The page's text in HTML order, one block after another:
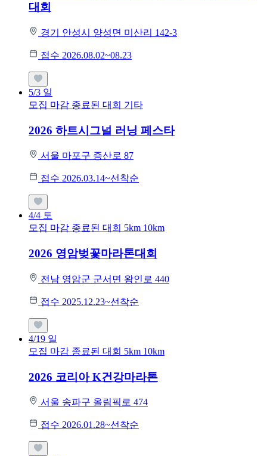
대회
경기 안성시 양성면 미산리 142-3
접수 2026.08.02~08.23
5/3 일
모집 마감 종료된 대회 기타
2026 하트시그널 러닝 페스타
서울 마포구 증산로 87
접수 2026.03.14~선착순
4/4 토
모집 마감 종료된 대회 5km 10km
2026 영암벚꽃마라톤대회
전남 영암군 군서면 왕인로 440
접수 2025.12.23~선착순
4/19 일
모집 마감 종료된 대회 5km 10km
2026 코리아 K건강마라톤
서울 송파구 올림픽로 474
접수 2026.01.28~선착순